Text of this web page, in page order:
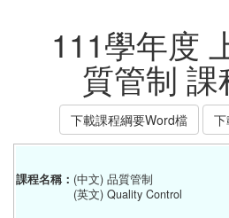
111學年度
質管制 課
下載課程綱要Word檔
課程名稱： (中文) 品質管制
(英文) Quality Control